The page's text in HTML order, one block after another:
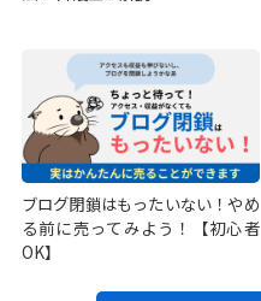
ブログ閉鎖はもったいない！やめ
る前に売ってみよう！【初心者
OK】